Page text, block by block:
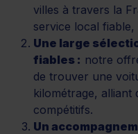
villes à travers la
service local
Une large
fiables : notre
de trouver une
kilométrage, alliant
compétitifs.
Un